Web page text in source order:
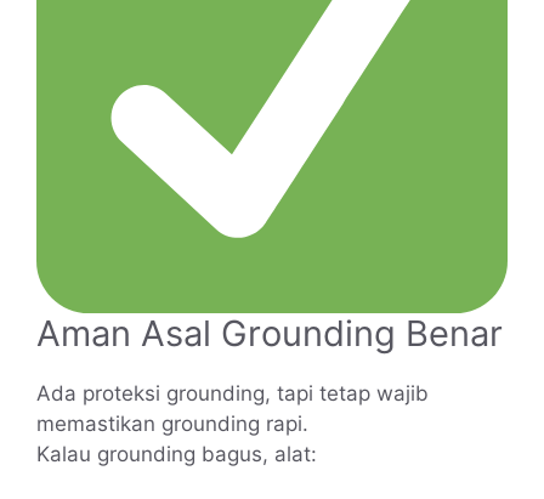
Aman Asal Grounding Benar
Ada proteksi grounding, tapi tetap wajib
memastikan grounding rapi.
Kalau grounding bagus, alat: